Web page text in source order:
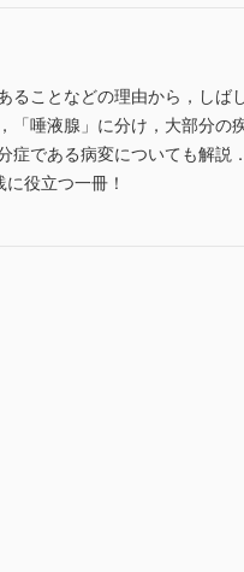
ことなどの理由から，しば
「唾液腺」に分け，大部分
である病変についても解説
役立つ一冊！